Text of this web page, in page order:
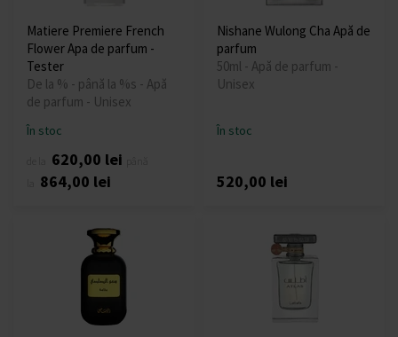
Matiere Premiere French
Flower Apa de parfum -
Tester
De la % - până la %s - Apă
de parfum - Unisex
În stoc
620,00 lei
864,00 lei
Nishane Wulong Cha Apă de
parfum
50ml - Apă de parfum -
Unisex
În stoc
520,00 lei